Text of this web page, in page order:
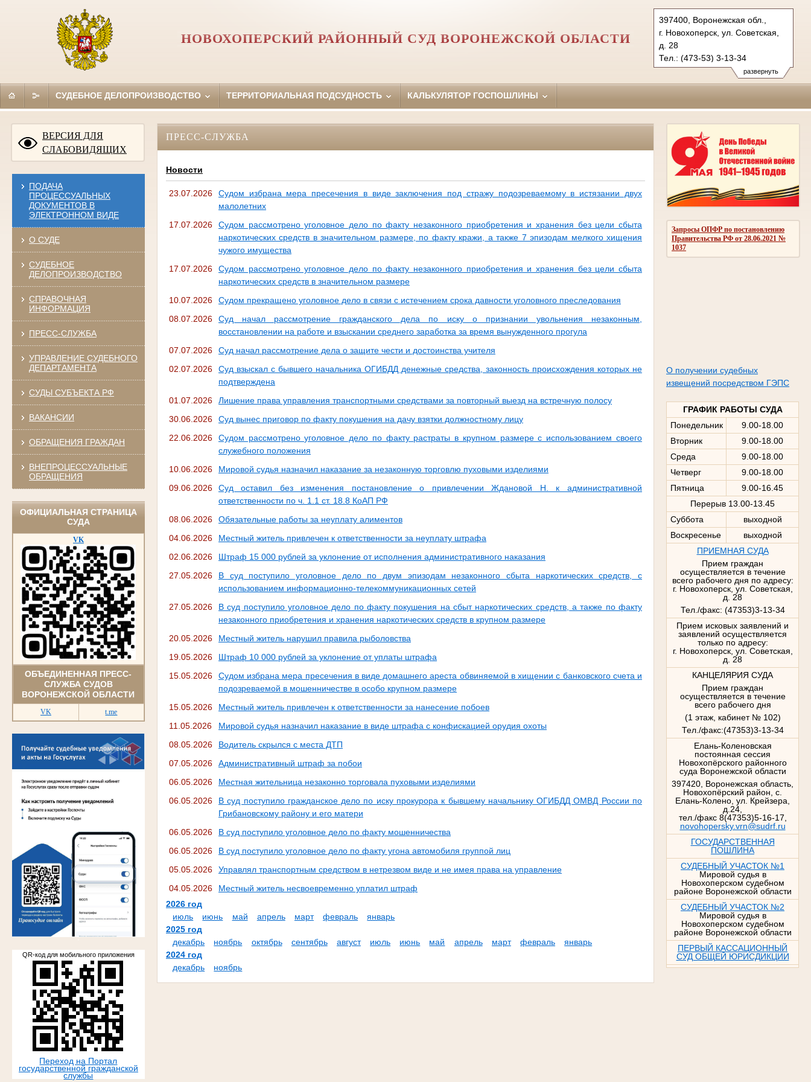
развернуть
397400, Воронежская обл.,
г. Новохоперск, ул. Советская,
д. 28
Тел.: (473-53) 3-13-34
novohopersky.vrn@sudrf.ru
НОВОХОПЕРСКИЙ РАЙОННЫЙ СУД ВОРОНЕЖСКОЙ ОБЛАСТИ
СУДЕБНОЕ ДЕЛОПРОИЗВОДСТВО ТЕРРИТОРИАЛЬНАЯ ПОДСУДНОСТЬ КАЛЬКУЛЯТОР ГОСПОШЛИНЫ
ВЕРСИЯ ДЛЯ
СЛАБОВИДЯЩИХ
ПОДАЧА
ПРОЦЕССУАЛЬНЫХ
ДОКУМЕНТОВ В
ЭЛЕКТРОННОМ ВИДЕ
О СУДЕ
СУДЕБНОЕ
ДЕЛОПРОИЗВОДСТВО
СПРАВОЧНАЯ
ИНФОРМАЦИЯ
ПРЕСС-СЛУЖБА
УПРАВЛЕНИЕ СУДЕБНОГО
ДЕПАРТАМЕНТА
СУДЫ СУБЪЕКТА РФ
ВАКАНСИИ
ОБРАЩЕНИЯ ГРАЖДАН
ВНЕПРОЦЕССУАЛЬНЫЕ
ОБРАЩЕНИЯ
ОФИЦИАЛЬНАЯ СТРАНИЦА
СУДА
VK
ОБЪЕДИНЕННАЯ ПРЕСС-
СЛУЖБА СУДОВ
ВОРОНЕЖСКОЙ ОБЛАСТИ
VK t.me
.
QR-код для мобильного приложения
Переход на Портал
государственной гражданской
службы
Запросы ОПФР по постановлению
Правительства РФ от 28.06.2021 №
1037
О получении судебных
извещений посредством ГЭПС
ГРАФИК РАБОТЫ СУДА
Понедельник
9.00-18.00
Вторник
9.00-18.00
Среда
9.00-18.00
Четверг
9.00-18.00
Пятница
9.00-16.45
Перерыв 13.00-13.45
Суббота
выходной
Воскресенье
выходной
ПРИЕМНАЯ СУДА
Прием граждан
осуществляется в течение
всего рабочего дня по адресу:
г. Новохоперск, ул. Советская,
д. 28
Тел./факс: (47353)3-13-34
Прием исковых заявлений и
заявлений осуществляется
только по адресу:
г. Новохоперск, ул. Советская,
д. 28
КАНЦЕЛЯРИЯ СУДА
Прием граждан
осуществляется в течение
всего рабочего дня
(1 этаж, кабинет № 102)
Тел./факс:(47353)3-13-34
Елань-Коленовская
постоянная сессия
Новохопёрского районного
суда Воронежской области
397420, Воронежская область,
Новохопёрский район, с.
Елань-Колено, ул. Крейзера,
д.24,
тел./факс 8(47353)5-16-17,
novohopersky.vrn@sudrf.ru
ГОСУДАРСТВЕННАЯ
ПОШЛИНА
СУДЕБНЫЙ УЧАСТОК №1
Мировой судья в
Новохоперском судебном
районе Воронежской области
СУДЕБНЫЙ УЧАСТОК №2
Мировой судья в
Новохоперском судебном
районе Воронежской области
ПЕРВЫЙ КАССАЦИОННЫЙ
СУД ОБЩЕЙ ЮРИСДИКЦИИ
ПРЕСС-СЛУЖБА
Новости
23.07.2026
Судом избрана мера пресечения в виде заключения под стражу подозреваемому в истязании двух
малолетних
17.07.2026
Судом рассмотрено уголовное дело по факту незаконного приобретения и хранения без цели сбыта
наркотических средств в значительном размере, по факту кражи, а также 7 эпизодам мелкого хищения
чужого имущества
17.07.2026
Судом рассмотрено уголовное дело по факту незаконного приобретения и хранения без цели сбыта
наркотических средств в значительном размере
10.07.2026
Судом прекращено уголовное дело в связи с истечением срока давности уголовного преследования
08.07.2026
Суд начал рассмотрение гражданского дела по иску о признании увольнения незаконным,
восстановлении на работе и взыскании среднего заработка за время вынужденного прогула
07.07.2026
Суд начал рассмотрение дела о защите чести и достоинства учителя
02.07.2026
Суд взыскал с бывшего начальника ОГИБДД денежные средства, законность происхождения которых не
подтверждена
01.07.2026
Лишение права управления транспортными средствами за повторный выезд на встречную полосу
30.06.2026
Суд вынес приговор по факту покушения на дачу взятки должностному лицу
22.06.2026
Судом рассмотрено уголовное дело по факту растраты в крупном размере с использованием своего
служебного положения
10.06.2026
Мировой судья назначил наказание за незаконную торговлю пуховыми изделиями
09.06.2026
Суд оставил без изменения постановление о привлечении Ждановой Н. к административной
ответственности по ч. 1.1 ст. 18.8 КоАП РФ
08.06.2026
Обязательные работы за неуплату алиментов
04.06.2026
Местный житель привлечен к ответственности за неуплату штрафа
02.06.2026
Штраф 15 000 рублей за уклонение от исполнения административного наказания
27.05.2026
В суд поступило уголовное дело по двум эпизодам незаконного сбыта наркотических средств, с
использованием информационно-телекоммуникационных сетей
27.05.2026
В суд поступило уголовное дело по факту покушения на сбыт наркотических средств, а также по факту
незаконного приобретения и хранения наркотических средств в крупном размере
20.05.2026
Местный житель нарушил правила рыболовства
19.05.2026
Штраф 10 000 рублей за уклонение от уплаты штрафа
15.05.2026
Судом избрана мера пресечения в виде домашнего ареста обвиняемой в хищении с банковского счета и
подозреваемой в мошенничестве в особо крупном размере
15.05.2026
Местный житель привлечен к ответственности за нанесение побоев
11.05.2026
Мировой судья назначил наказание в виде штрафа с конфискацией орудия охоты
08.05.2026
Водитель скрылся с места ДТП
07.05.2026
Административный штраф за побои
06.05.2026
Местная жительница незаконно торговала пуховыми изделиями
06.05.2026
В суд поступило гражданское дело по иску прокурора к бывшему начальнику ОГИБДД ОМВД России по
Грибановскому району и его матери
06.05.2026
В суд поступило уголовное дело по факту мошенничества
06.05.2026
В суд поступило уголовное дело по факту угона автомобиля группой лиц
05.05.2026
Управлял транспортным средством в нетрезвом виде и не имея права на управление
04.05.2026
Местный житель несвоевременно уплатил штраф
2026 год
июль
июнь май апрель март февраль
январь
2025 год
декабрь
ноябрь октябрь сентябрь август июль июнь май апрель март февраль
январь
2024 год
декабрь
ноябрь